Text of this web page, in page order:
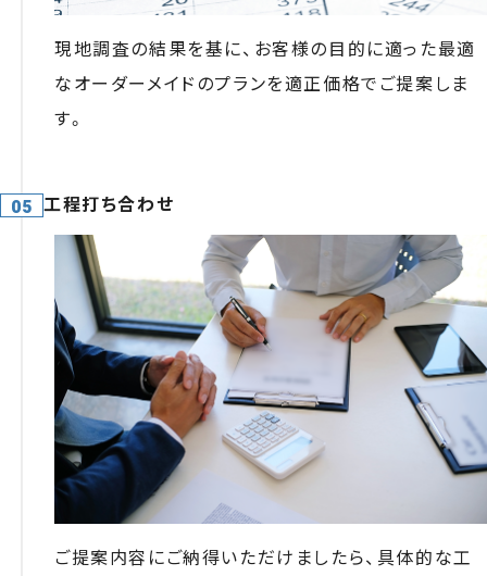
現地調査の結果を基に、お客様の目的に適った最適
なオーダーメイドのプランを適正価格でご提案しま
す。
工程打ち合わせ
ご提案内容にご納得いただけましたら、具体的な工